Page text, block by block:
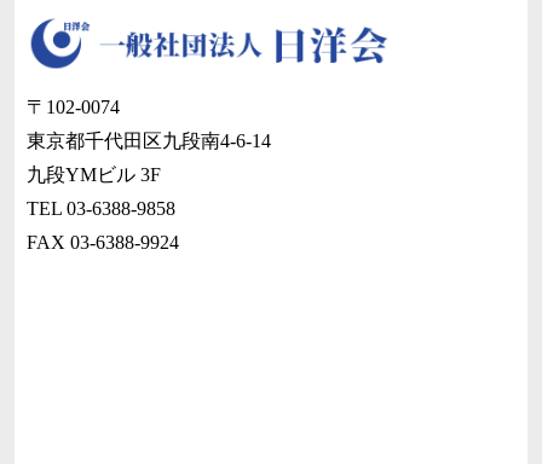
〒102-0074
東京都千代田区九段南4-6-14
九段YMビル 3F
TEL 03-6388-9858
FAX 03-6388-9924